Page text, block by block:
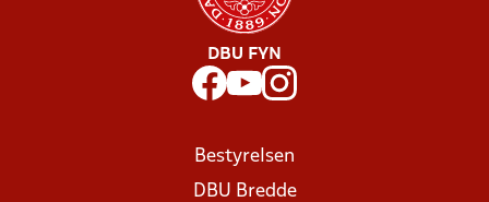
DBU FYN
Bestyrelsen
DBU Bredde